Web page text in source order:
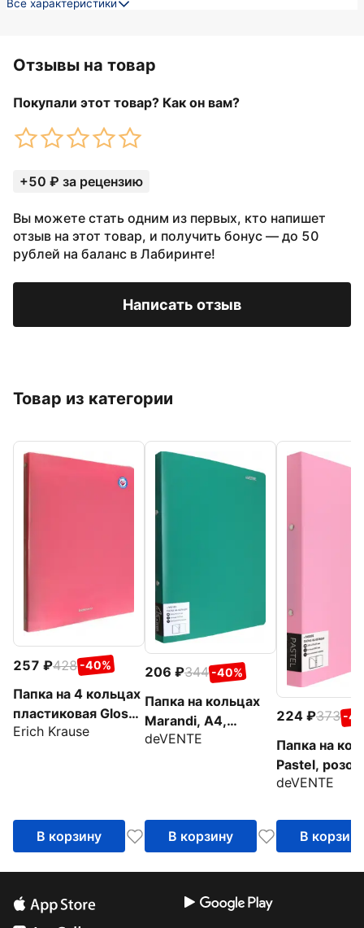
Все характеристики
Отзывы на товар
Покупали этот товар? Как он вам?
+50 ₽ за рецензию
Вы можете стать одним из первых, кто напишет
отзыв на этот товар, и получить бонус — до 50
рублей на баланс в Лабиринте!
Написать отзыв
Товар из категории
257 428 -40%
Папка на 4 кольцах
пластиковая Glossy
Bubble Gum, арома,
Erich Krause
В корзину
206 344 -40%
Папка на кольцах
Marandi, A4,
аквамариновая
deVENTE
В корзину
224 373 -
Папка на
Pastel,
deVENTE
В корзину